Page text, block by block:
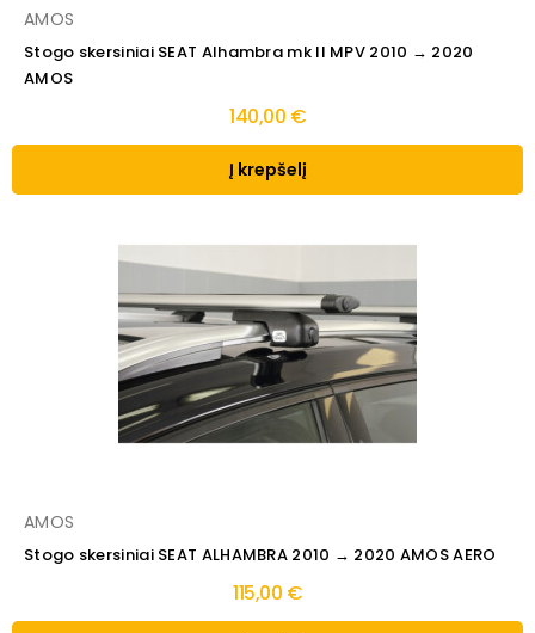
AMOS
Stogo skersiniai SEAT Alhambra mk II MPV 2010 → 2020
AMOS
140,00 €
Į krepšelį
AMOS
Stogo skersiniai SEAT ALHAMBRA 2010 → 2020 AMOS AERO
115,00 €